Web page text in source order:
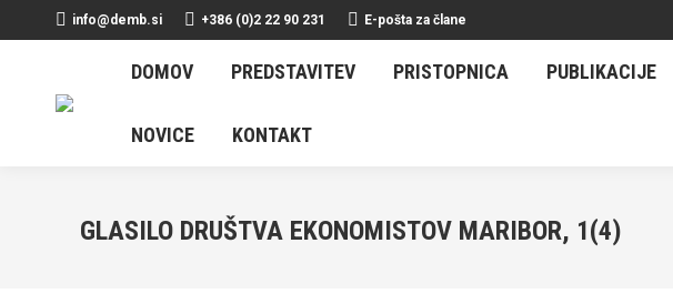
info@demb.si +386 (0)2 22 90 231 E-pošta za člane
DOMOV PREDSTAVITEV PRISTOPNICA PUBLIKACIJE
NOVICE KONTAKT
GLASILO DRUŠTVA EKONOMISTOV MARIBOR, 1(4)
DOMOV PREDSTAVITEV PRISTOPNICA
NOVICE